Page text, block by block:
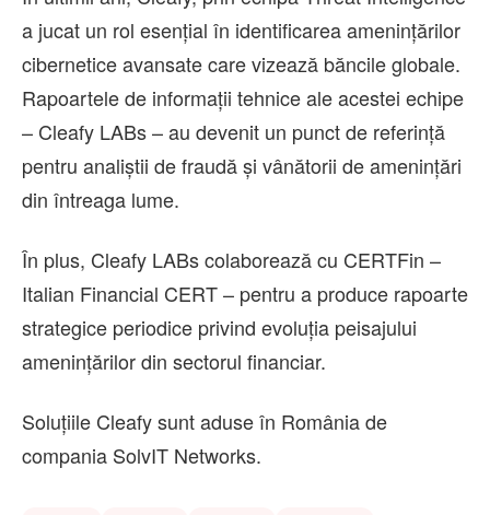
a jucat un rol esențial în identificarea amenințărilor
cibernetice avansate care vizează băncile globale.
Rapoartele de informații tehnice ale acestei echipe
– Cleafy LABs – au devenit un punct de referință
pentru analiștii de fraudă și vânătorii de amenințări
din întreaga lume.
În plus, Cleafy LABs colaborează cu CERTFin –
Italian Financial CERT – pentru a produce rapoarte
strategice periodice privind evoluția peisajului
amenințărilor din sectorul financiar.
Soluţiile Cleafy sunt aduse în România de
compania SolvIT Networks.